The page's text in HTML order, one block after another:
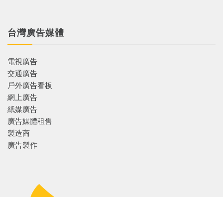
台灣廣告媒體
電視廣告
交通廣告
戶外廣告看板
網上廣告
紙媒廣告
廣告媒體租售
製造商
廣告製作